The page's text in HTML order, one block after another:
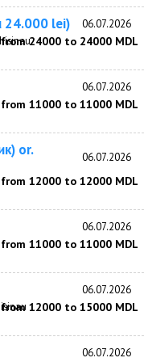
24.000 lei) 06.07.2026
from 24000 to 24000 MDL
06.07.2026
from 11000 to 11000 MDL
or. 06.07.2026
from 12000 to 12000 MDL
06.07.2026
from 11000 to 11000 MDL
06.07.2026
from 12000 to 15000 MDL
06.07.2026